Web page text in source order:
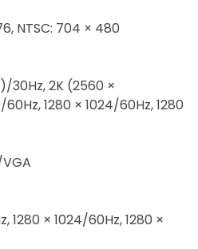
NTSC: 704 × 480
30Hz, 2K (2560 ×
1280 × 1024/60Hz, 1280
1280 × 1024/60Hz, 1280 ×